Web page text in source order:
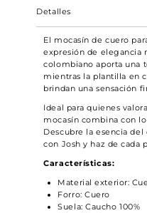
Detalles
El mocasín de cuero
expresión de elegancia
colombiano aporta una
mientras la plantilla en
brindan una sensación
Ideal para quienes
mocasín combina con
Descubre la esencia
con Josh y haz de cada
Características:
Material exterior:
Forro: Cuero
Suela: Caucho 100%